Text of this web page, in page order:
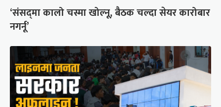
‘संसद्‍मा कालो चस्मा खोल्नू, बैठक चल्दा सेयर कारोबार
नगर्नू’